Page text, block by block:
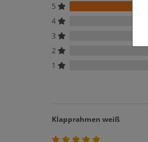
5
4
3
2
1
Klapprahmen weiß